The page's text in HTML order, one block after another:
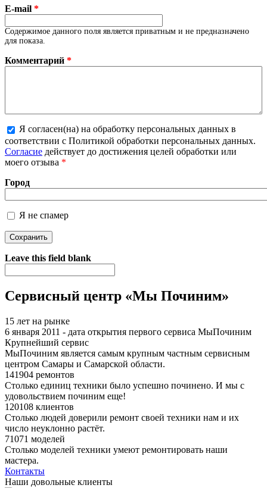
E-mail *
Содержимое данного поля является приватным и не предназначено
для показа.
Комментарий *
Более подробная информация о текстовых форматах
Я согласен(на) на обработку персональных данных в
соответствии с Политикой обработки персональных данных.
Согласие действует до достижения целей обработки или
моего отзыва *
Город
Я не спамер
Я спамер
Leave this field blank
Сервисный центр «Мы Починим»
15 лет на рынке
6 января 2011 - дата открытия первого сервиса МыПочиним
Крупнейший сервис
МыПочиним является самым крупным частным сервисным
центром Самары и Самарской области.
141904 ремонтов
Столько единиц техники было успешно починено. И мы с
удовольствием починим еще!
120108 клиентов
Столько людей доверили ремонт своей техники нам и их
число неуклонно растёт.
71071 моделей
Столько моделей техники умеют ремонтировать наши
мастера.
Контакты
Наши довольные клиенты